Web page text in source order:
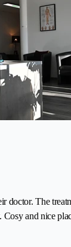
doctor. The
Cosy and nice